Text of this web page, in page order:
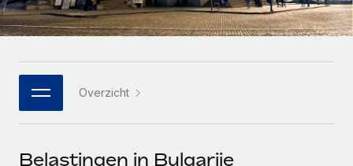
Ingebouwde essentiële HR-functies voor je team
Integraties
Enterprise
Global HR voor grote bedrijven
WERK MET ONS SAMEN
Strategische technologiepartners
Een partner worden
HR-woordenlijst
Checklists en templates
Webinars
Português (Portugal)
日本語
한국어
Overzicht
Belastingen in Bulgarije